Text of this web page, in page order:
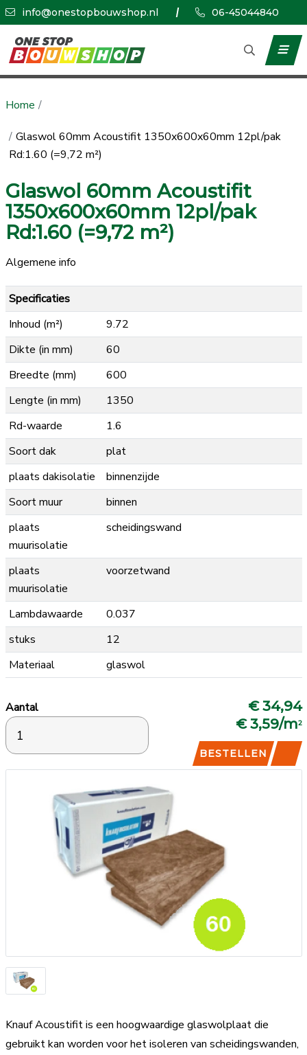
info@onestopbouwshop.nl 06-45044840
Home
Glaswol 60mm Acoustifit 1350x600x60mm 12pl/pak
Rd:1.60 (=9,72 m²)
Knauf Acoustifit is een hoogwaardige glaswolplaat die
gebruikt kan worden voor het isoleren van scheidingswanden,
Glaswol 60mm Acoustifit
1350x600x60mm 12pl/pak
Rd:1.60 (=9,72 m²)
Algemene info
Specificaties
Inhoud (m²)
9.72
Dikte (in mm)
60
Breedte (mm)
600
Lengte (in mm)
1350
Rd-waarde
1.6
Soort dak
plat
plaats dakisolatie
binnenzijde
Soort muur
binnen
plaats
muurisolatie
scheidingswand
plaats
muurisolatie
voorzetwand
Lambdawaarde
0.037
stuks
12
Materiaal
glaswol
Aantal
€ 34,94
€ 3,59/m2
BESTELLEN